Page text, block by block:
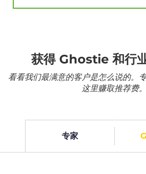
获得 Ghostie 和行
看看我们最满意的客户是怎么说的。
这里赚取推荐费。
专家